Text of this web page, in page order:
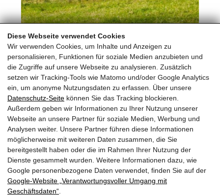
24. Musikanten & Plattlertreffen
23. August 2026 um 11:00
Frühjahrstanzl Frautagtanzl
Die Saalfeldner Tanzlmusi
Haid 6
A-5760 Saalfelden
Telefon: +43 (0)6582 73224
E-mail: info@saalfeldner-tanzlmusi.at
Diese Webseite verwendet Cookies
Wir verwenden Cookies, um Inhalte und Anzeigen zu
personalisieren, Funktionen für soziale Medien anzubieten und
die Zugriffe auf unsere Webseite zu analysieren. Zusätzlich
setzen wir Tracking-Tools wie Matomo und/oder Google Analytics
ein, um anonyme Nutzungsdaten zu erfassen. Über unsere
Datenschutz-Seite können Sie das Tracking blockieren.
Außerdem geben wir Informationen zu Ihrer Nutzung unserer
Webseite an unsere Partner für soziale Medien, Werbung und
Analysen weiter. Unsere Partner führen diese Informationen
möglicherweise mit weiteren Daten zusammen, die Sie
bereitgestellt haben oder die im Rahmen Ihrer Nutzung der
Dienste gesammelt wurden. Weitere Informationen dazu, wie
Google personenbezogene Daten verwendet, finden Sie auf der
Google‑Website „Verantwortungsvoller Umgang mit
Geschäftsdaten“